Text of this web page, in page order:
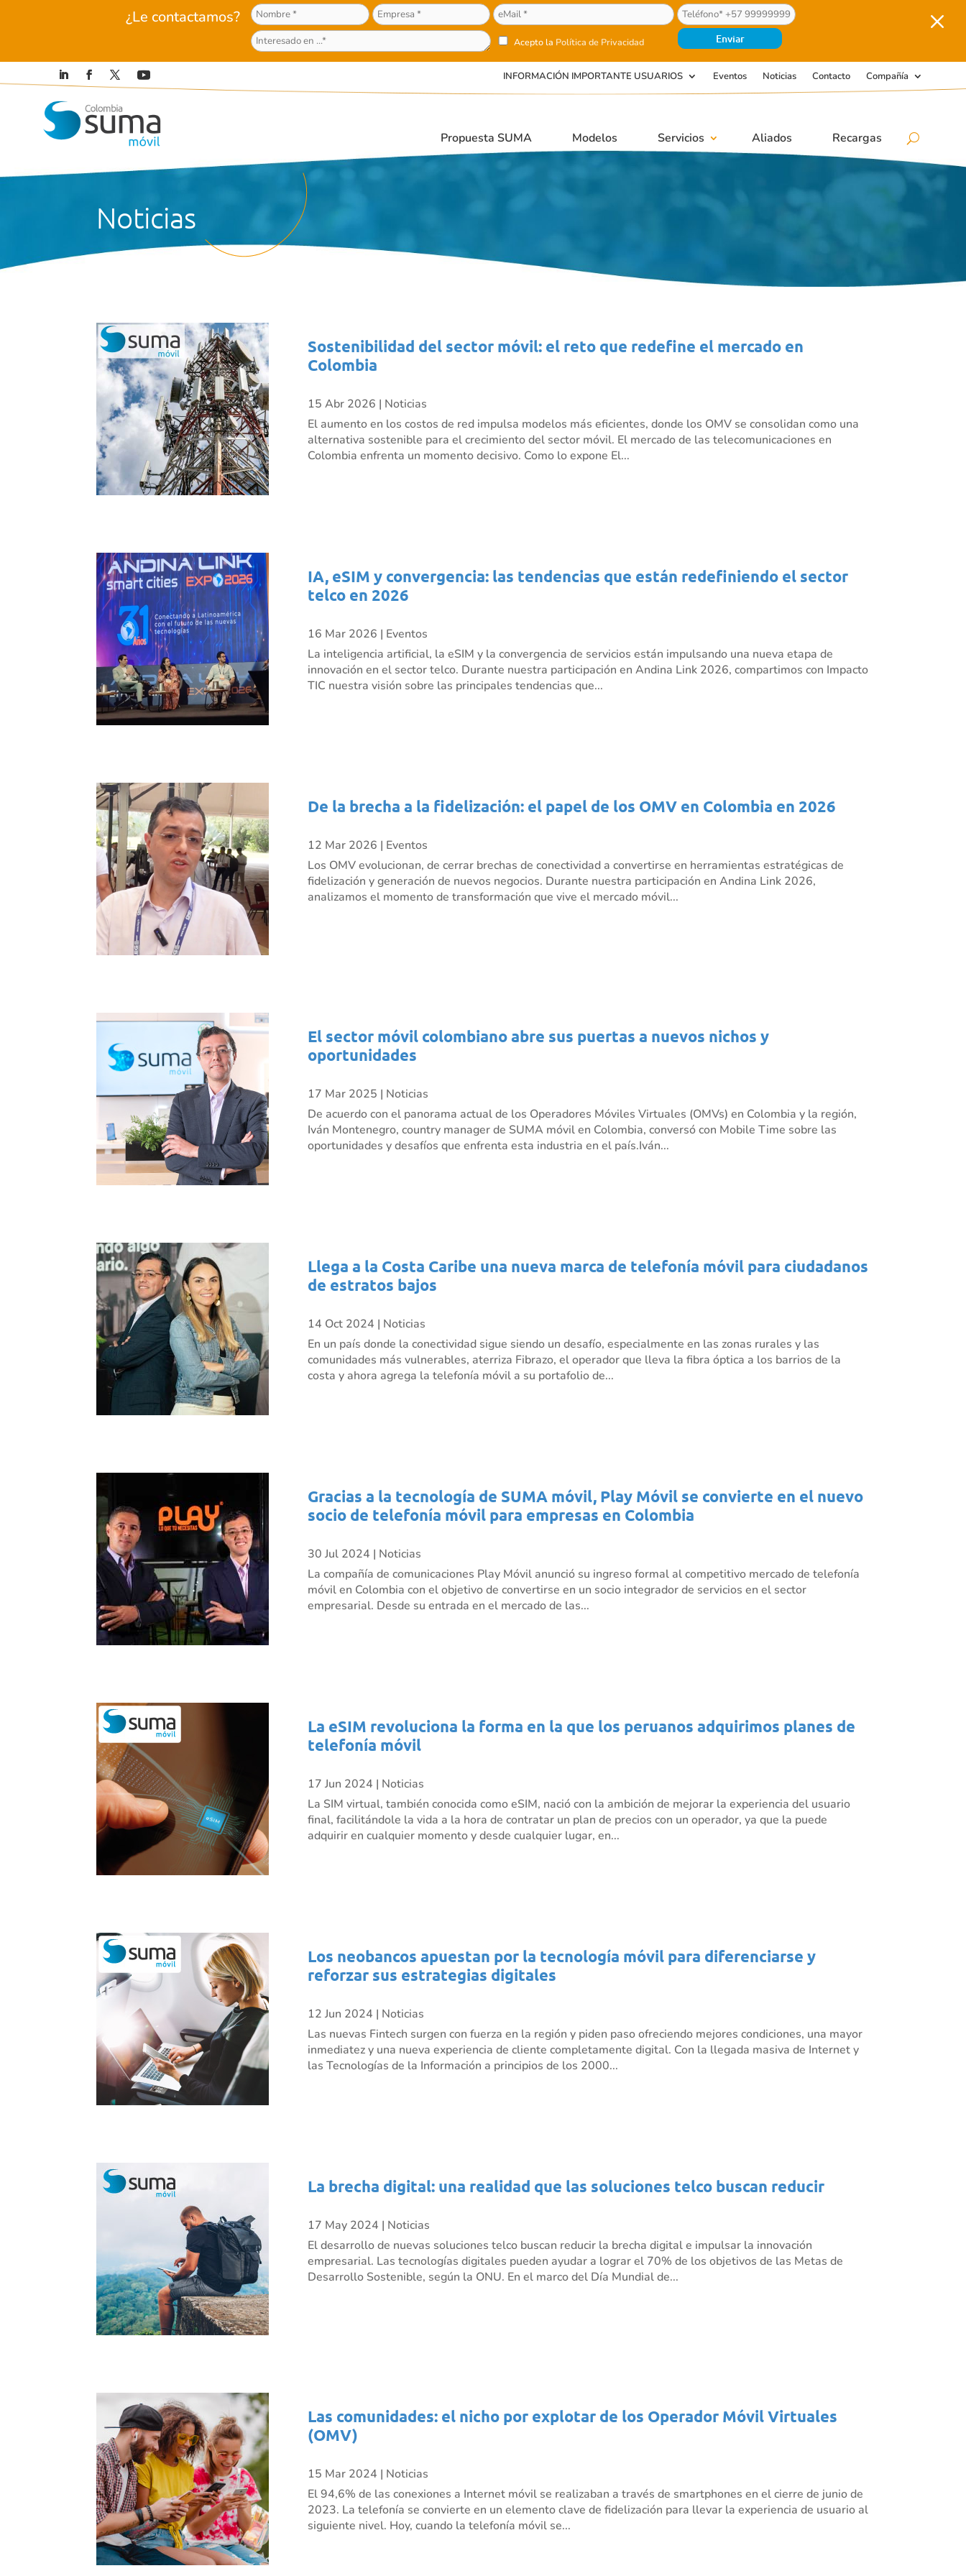
¿Le contactamos?
Acepto la Política de Privacidad
M
INFORMACIÓN IMPORTANTE USUARIOS Eventos Noticias Contacto Compañía
Propuesta SUMA Modelos Servicios Aliados Recargas
Noticias
Sostenibilidad del sector móvil: el reto que redefine el mercado en
Colombia
15 Abr 2026 | Noticias
El aumento en los costos de red impulsa modelos más eficientes, donde los OMV se consolidan como una
alternativa sostenible para el crecimiento del sector móvil. El mercado de las telecomunicaciones en
Colombia enfrenta un momento decisivo. Como lo expone El...
IA, eSIM y convergencia: las tendencias que están redefiniendo el sector
telco en 2026
16 Mar 2026 | Eventos
La inteligencia artificial, la eSIM y la convergencia de servicios están impulsando una nueva etapa de
innovación en el sector telco. Durante nuestra participación en Andina Link 2026, compartimos con Impacto
TIC nuestra visión sobre las principales tendencias que...
De la brecha a la fidelización: el papel de los OMV en Colombia en 2026
12 Mar 2026 | Eventos
Los OMV evolucionan, de cerrar brechas de conectividad a convertirse en herramientas estratégicas de
fidelización y generación de nuevos negocios. Durante nuestra participación en Andina Link 2026,
analizamos el momento de transformación que vive el mercado móvil...
El sector móvil colombiano abre sus puertas a nuevos nichos y
oportunidades
17 Mar 2025 | Noticias
De acuerdo con el panorama actual de los Operadores Móviles Virtuales (OMVs) en Colombia y la región,
Iván Montenegro, country manager de SUMA móvil en Colombia, conversó con Mobile Time sobre las
oportunidades y desafíos que enfrenta esta industria en el país.Iván...
Llega a la Costa Caribe una nueva marca de telefonía móvil para ciudadanos
de estratos bajos
14 Oct 2024 | Noticias
En un país donde la conectividad sigue siendo un desafío, especialmente en las zonas rurales y las
comunidades más vulnerables, aterriza Fibrazo, el operador que lleva la fibra óptica a los barrios de la
costa y ahora agrega la telefonía móvil a su portafolio de...
Gracias a la tecnología de SUMA móvil, Play Móvil se convierte en el nuevo
socio de telefonía móvil para empresas en Colombia
30 Jul 2024 | Noticias
La compañía de comunicaciones Play Móvil anunció su ingreso formal al competitivo mercado de telefonía
móvil en Colombia con el objetivo de convertirse en un socio integrador de servicios en el sector
empresarial. Desde su entrada en el mercado de las...
La eSIM revoluciona la forma en la que los peruanos adquirimos planes de
telefonía móvil
17 Jun 2024 | Noticias
La SIM virtual, también conocida como eSIM, nació con la ambición de mejorar la experiencia del usuario
final, facilitándole la vida a la hora de contratar un plan de precios con un operador, ya que la puede
adquirir en cualquier momento y desde cualquier lugar, en...
Los neobancos apuestan por la tecnología móvil para diferenciarse y
reforzar sus estrategias digitales
12 Jun 2024 | Noticias
Las nuevas Fintech surgen con fuerza en la región y piden paso ofreciendo mejores condiciones, una mayor
inmediatez y una nueva experiencia de cliente completamente digital. Con la llegada masiva de Internet y
las Tecnologías de la Información a principios de los 2000...
La brecha digital: una realidad que las soluciones telco buscan reducir
17 May 2024 | Noticias
El desarrollo de nuevas soluciones telco buscan reducir la brecha digital e impulsar la innovación
empresarial. Las tecnologías digitales pueden ayudar a lograr el 70% de los objetivos de las Metas de
Desarrollo Sostenible, según la ONU. En el marco del Día Mundial de...
Las comunidades: el nicho por explotar de los Operador Móvil Virtuales
(OMV)
15 Mar 2024 | Noticias
El 94,6% de las conexiones a Internet móvil se realizaban a través de smartphones en el cierre de junio de
2023. La telefonía se convierte en un elemento clave de fidelización para llevar la experiencia de usuario al
siguiente nivel. Hoy, cuando la telefonía móvil se...